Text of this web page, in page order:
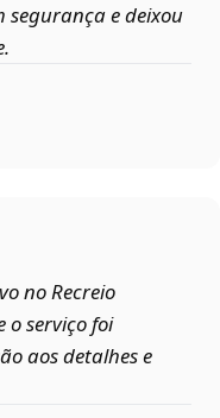
segurança e deixou
no Recreio
o serviço foi
aos detalhes e